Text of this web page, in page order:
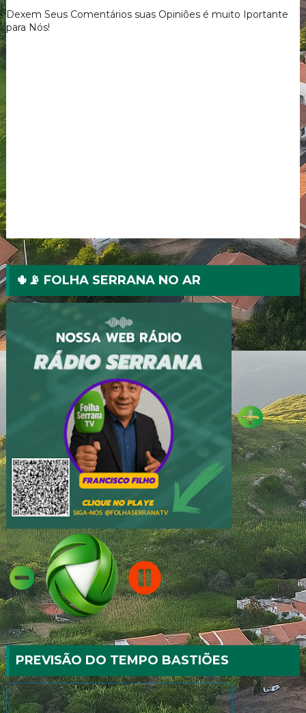
NA FESTA DOS BASTIÕES
PELA AMBIÇÃO
Dexem Seus Comentários suas Opiniões é muito Iportante
para Nós!
🌵📡 FOLHA SERRANA NO AR
PREVISÃO DO TEMPO BASTIÕES